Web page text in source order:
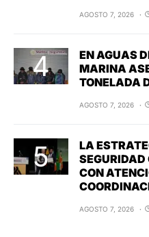
AGOSTO 7, 2026
EN AGUAS
MARINA
TONELADA
AGOSTO 7, 2026
LA
SEGURIDAD
CON
AGOSTO 7, 2026